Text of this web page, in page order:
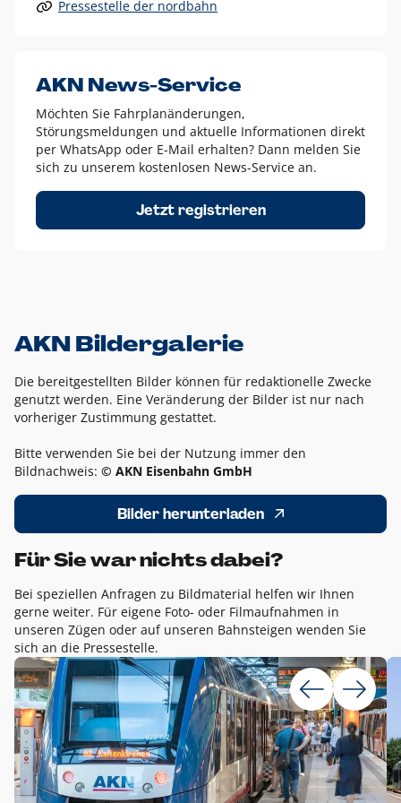
Alle anderen Logo-Varianten dürfen nur in Ausnahmefällen
Diese Ausnahmen sind zum Beispiel:
dem AKN Blau,
weißes Logo auf Fotohintergründen,
schwarzes Logo für reine Schwarz-Weiß-Umsetzungen
Um das Logo herum muss ein Schutzraum von jeweils einer
Höhe bzw. Breite des N aus AKN in alle Richtungen
Pressestelle der nordbahn
AKN News-Service
Möchten Sie Fahrplanänderungen,
Störungsmeldungen und aktuelle Informationen direkt
per WhatsApp oder E-Mail erhalten? Dann melden Sie
sich zu unserem kostenlosen News-Service an.
Jetzt registrieren
AKN Bildergalerie
Die bereitgestellten Bilder können für redaktionelle Zwecke
genutzt werden. Eine Veränderung der Bilder ist nur nach
vorheriger Zustimmung gestattet.
Bitte verwenden Sie bei der Nutzung immer den
Bildnachweis: © AKN Eisenbahn GmbH
Bilder herunterladen
Für Sie war nichts dabei?
Bei speziellen Anfragen zu Bildmaterial helfen wir Ihnen
gerne weiter. Für eigene Foto- oder Filmaufnahmen in
unseren Zügen oder auf unseren Bahnsteigen wenden Sie
sich an die Pressestelle.